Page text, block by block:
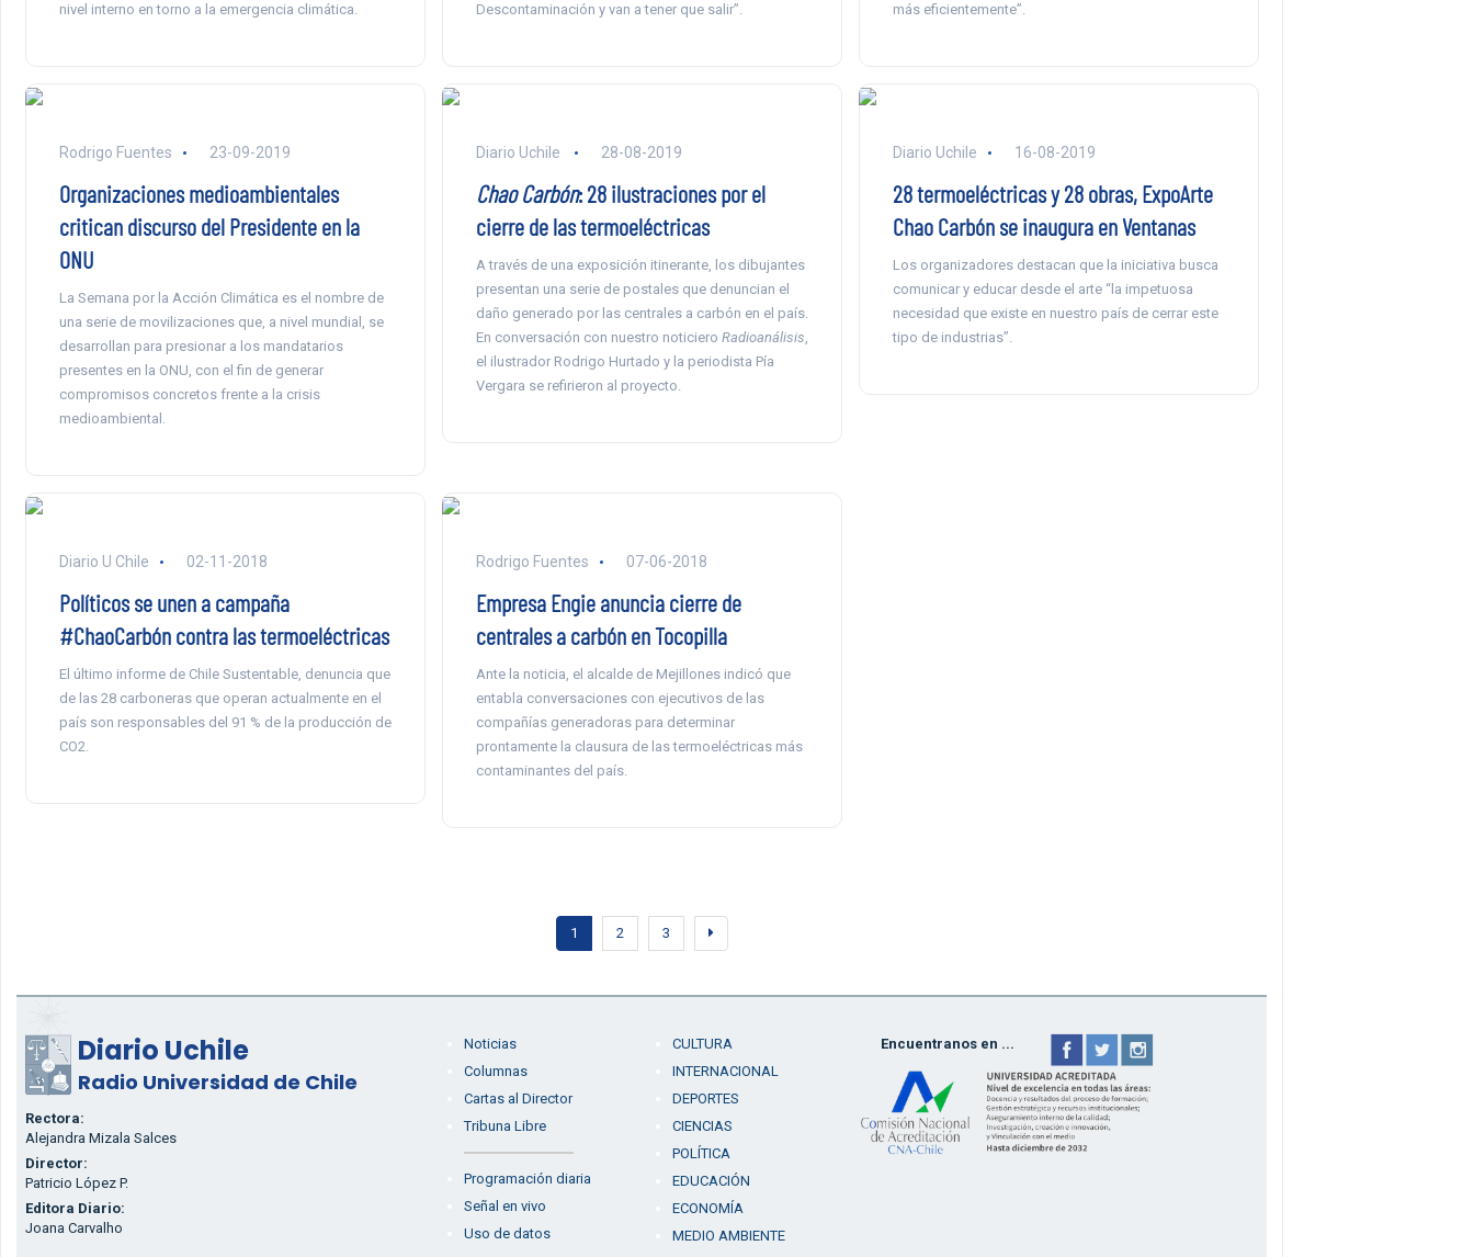
nivel interno en torno a la emergencia climática.
Descontaminación y van a tener que salir”.
más eficientemente”.
Rodrigo Fuentes 23-09-2019
Organizaciones medioambientales
critican discurso del Presidente en la
ONU
La Semana por la Acción Climática es el nombre de
una serie de movilizaciones que, a nivel mundial, se
desarrollan para presionar a los mandatarios
presentes en la ONU, con el fin de generar
compromisos concretos frente a la crisis
medioambiental.
Diario Uchile 28-08-2019
Chao Carbón: 28 ilustraciones por el
cierre de las termoeléctricas
A través de una exposición itinerante, los dibujantes
presentan una serie de postales que denuncian el
daño generado por las centrales a carbón en el país.
En conversación con nuestro noticiero Radioanálisis,
el ilustrador Rodrigo Hurtado y la periodista Pía
Vergara se refirieron al proyecto.
Diario Uchile 16-08-2019
28 termoeléctricas y 28 obras, ExpoArte
Chao Carbón se inaugura en Ventanas
Los organizadores destacan que la iniciativa busca
comunicar y educar desde el arte “la impetuosa
necesidad que existe en nuestro país de cerrar este
tipo de industrias”.
Diario U Chile 02-11-2018
Políticos se unen a campaña
#ChaoCarbón contra las termoeléctricas
El último informe de Chile Sustentable, denuncia que
de las 28 carboneras que operan actualmente en el
país son responsables del 91 % de la producción de
CO2.
Rodrigo Fuentes 07-06-2018
Empresa Engie anuncia cierre de
centrales a carbón en Tocopilla
Ante la noticia, el alcalde de Mejillones indicó que
entabla conversaciones con ejecutivos de las
compañías generadoras para determinar
prontamente la clausura de las termoeléctricas más
contaminantes del país.
1 2 3
Diario Uchile
Radio Universidad de Chile
Rectora:
Alejandra Mizala Salces
Director:
Patricio López P.
Editora Diario:
Joana Carvalho
Noticias
Columnas
Cartas al Director
Tribuna Libre
Programación diaria
Señal en vivo
Uso de datos
CULTURA
INTERNACIONAL
DEPORTES
CIENCIAS
POLÍTICA
EDUCACIÓN
ECONOMÍA
MEDIO AMBIENTE
Encuentranos en ...